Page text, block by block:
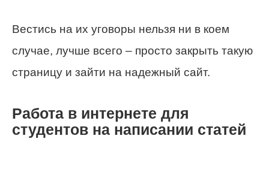
Вестись на их уговоры нельзя ни в коем
случае, лучше всего – просто закрыть такую
страницу и зайти на надежный сайт.
Работа в интернете для
студентов на написании статей